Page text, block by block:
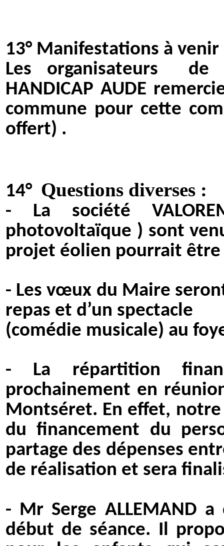
13° Manifestations à
Les organisateurs
de
HANDICAP AUDE
commune pour cette
offert) .
14° Questions diverses :
- La société
photovoltaïque ) sont
projet éolien pourrait être
- Les vœux du Maire
repas et d’un spectacle
(comédie musicale) au
- La répartition
prochainement en
Montséret. En effet,
du financement du
partage des dépenses
de réalisation et sera
- Mr Serge ALLEMAND
début de séance. Il